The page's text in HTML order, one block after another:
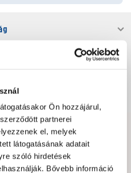
Ön hozzájárul,
partnerei
el, melyek
látogatásának adatait
szóló hirdetések
Bővebb információ
személy
vagy a termék leírásában?
jelezd nekünk!